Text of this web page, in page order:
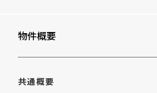
大鳥中学校
物件概要
共通概要